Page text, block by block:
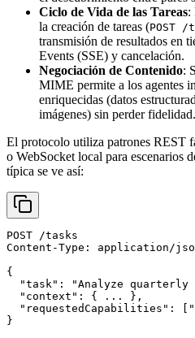
Ciclo de Vida de las Tareas:
la creación de tareas (POST /
transmisión de resultados en
Events (SSE) y cancelación.
Negociación de Contenido:
MIME permite a los agentes
enriquecidas (datos
imágenes) sin perder fidelidad.
El protocolo utiliza patrones REST
o WebSocket local para escenarios
típica se ve así:
POST /tasks
Content-Type: application/
{
"task": "Analyze quarterly
  "context": { ... },
"requestedCapabilities":